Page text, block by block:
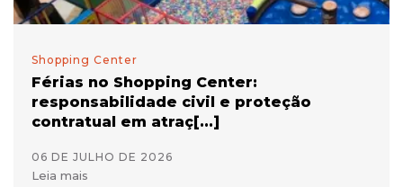
Shopping Center
Férias no Shopping Center:
responsabilidade civil e proteção
contratual em atraç[...]
06 DE JULHO DE 2026
Leia mais